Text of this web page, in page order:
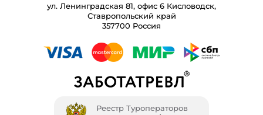
ул. Ленинградская 81, офис 6 Кисловодск,
Ставропольский край
357700 Россия
Реестр Туроператоров